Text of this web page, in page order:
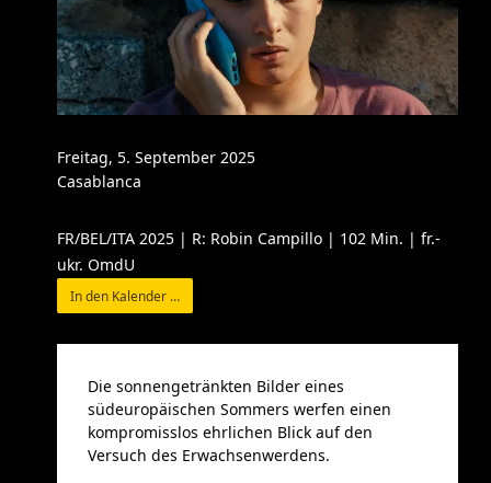
Die sonnengetränkten Bilder eines
südeuropäischen Sommers werfen einen
kompromisslos ehrlichen Blick auf den
Versuch des Erwachsenwerdens.
Freitag, 5. September 2025
Casablanca
FR/BEL/ITA 2025 | R: Robin Campillo | 102 Min. | fr.-
ukr. OmdU
In den Kalender …